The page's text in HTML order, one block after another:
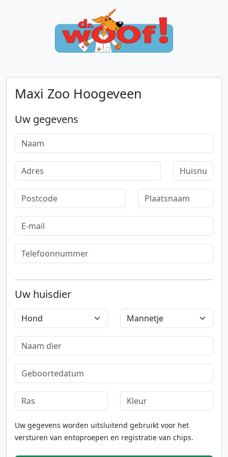
Maxi Zoo Hoogeveen
Uw gegevens
Uw huisdier
Uw gegevens worden uitsluitend gebruikt voor het
versturen van entoproepen en registratie van chips.